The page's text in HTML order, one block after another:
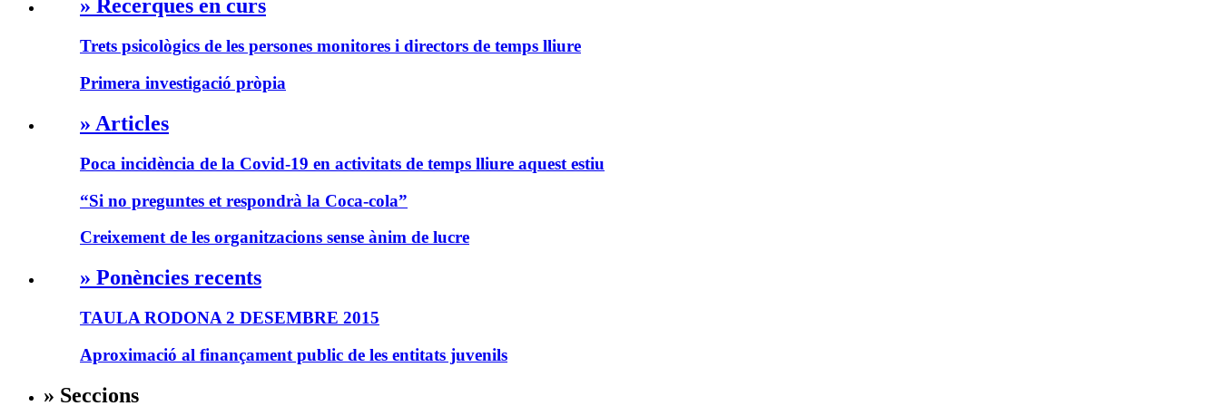
» Recerques en curs
Trets psicològics de les persones monitores i directors de temps lliure
Primera investigació pròpia
» Articles
Poca incidència de la Covid-19 en activitats de temps lliure aquest estiu
“Si no preguntes et respondrà la Coca-cola”
Creixement de les organitzacions sense ànim de lucre
» Ponències recents
TAULA RODONA 2 DESEMBRE 2015
Aproximació al finançament public de les entitats juvenils
» Seccions